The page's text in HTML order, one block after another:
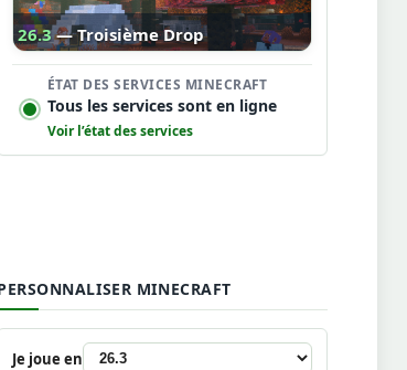
26.3 — Troisième Drop
ÉTAT DES SERVICES MINECRAFT
Tous les services sont en ligne
Voir l’état des services
MINECRAFT
Je joue en